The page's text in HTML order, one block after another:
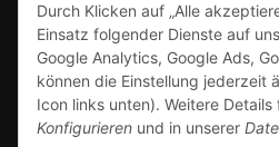
Durch Klicken auf „Alle
Einsatz folgender Dienste auf
Google Analytics, Google Ads,
können die Einstellung jederzeit
Icon links unten). Weitere
Konfigurieren und in unserer